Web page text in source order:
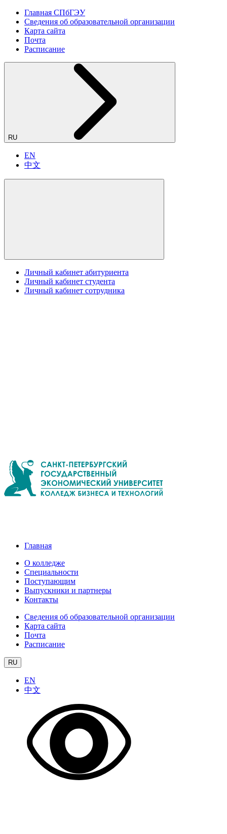
Главная СПбГЭУ
Сведения об образовательной организации
Карта сайта
Почта
Расписание
RU
EN
中文
Личный кабинет абитуриента
Личный кабинет студента
Личный кабинет сотрудника
Главная
О колледже
Специальности
Поступающим
Выпускники и партнеры
Контакты
Сведения об образовательной организации
Карта сайта
Почта
Расписание
RU
EN
中文